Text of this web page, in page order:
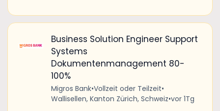
Business Solution Engineer Support
Systems
Dokumentenmanagement 80-
100%
Migros Bank•Vollzeit oder Teilzeit•
Wallisellen, Kanton Zürich, Schweiz•vor 1Tg